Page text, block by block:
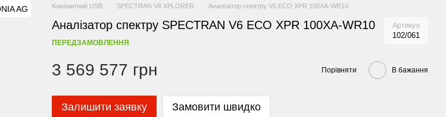
Компактний USB
SPECTRAN V6 XPLORER Аналізатор спектру V6 ECO XPR 100XA-WR10
Аналізатор спектру SPECTRAN V6 ECO XPR 100XA-WR10 Артикул
102/061
ПЕРЕДЗАМОВЛЕННЯ
3 569 577 грн Порівняти В бажання
Залишити заявку Замовити швидко